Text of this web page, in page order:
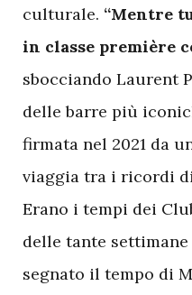
culturale. “Mentre
in classe première
sbocciando Laurent
delle barre più
firmata nel 2021 da
viaggia tra i ricordi
Erano i tempi dei
delle tante
segnato il tempo di